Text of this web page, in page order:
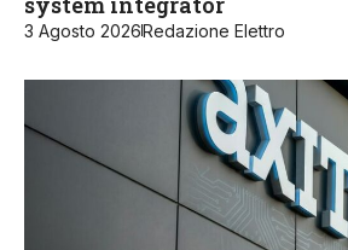
3 Agosto 2026Redazione Elettro